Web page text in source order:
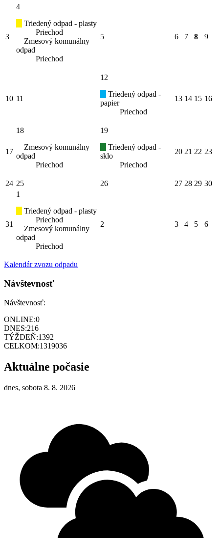
3
4
Triedený odpad - plasty
Priechod
Zmesový komunálny
odpad
Priechod
5 6 7 8 9
10 11
12
Triedený odpad -
papier
Priechod
13 14 15 16
17
18
Zmesový komunálny
odpad
Priechod
19
Triedený odpad -
sklo
Priechod
20 21 22 23
24 25 26 27 28 29 30
31
1
Triedený odpad - plasty
Priechod
Zmesový komunálny
odpad
Priechod
2 3 4 5 6
Kalendár zvozu odpadu
Návštevnosť
Návštevnosť:
ONLINE:0
DNES:216
TÝŽDEŇ:1392
CELKOM:1319036
Aktuálne počasie
dnes, sobota 8. 8. 2026